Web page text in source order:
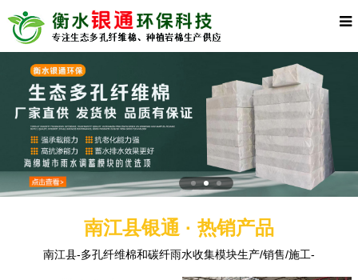
南江县银通 · 热销产品
南江县-多孔纤维棉和碳纤雨水收集模块生产/销售/施工-